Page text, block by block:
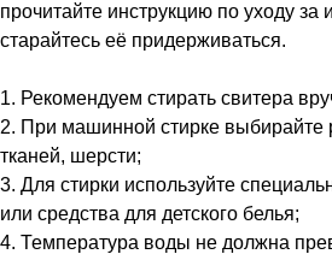
прочитайте инструкцию по уходу за
старайтесь её придерживаться.
1. Рекомендуем стирать свитера
2. При машинной стирке выбирайте
тканей, шерсти;
3. Для стирки используйте
или средства для детского белья;
4. Температура воды не должна